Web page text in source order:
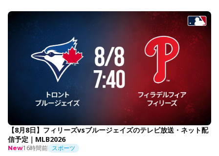
【8月8日】フィリーズvsブルージェイズのテレビ放送・ネット配
信予定｜MLB2026
New16時間前 スポーツ